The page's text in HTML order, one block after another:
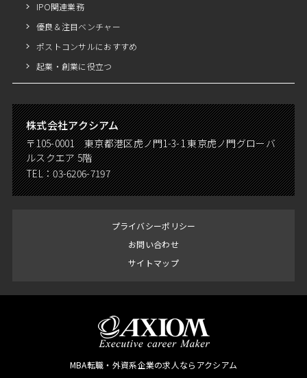
IPO関連業務
優良＆注目ベンチャー
ポストコンサルにおすすめ
起業・創業に役立つ
株式会社アクシアム
〒105-0001 東京都港区虎ノ門1-3-1 東京虎ノ門グローバ
ルスクエア 5階
TEL：03-6206-7197
プライバシーポリシー
お問い合わせ
サイトマップ
MBA転職・外資系企業の求人ならアクシアム